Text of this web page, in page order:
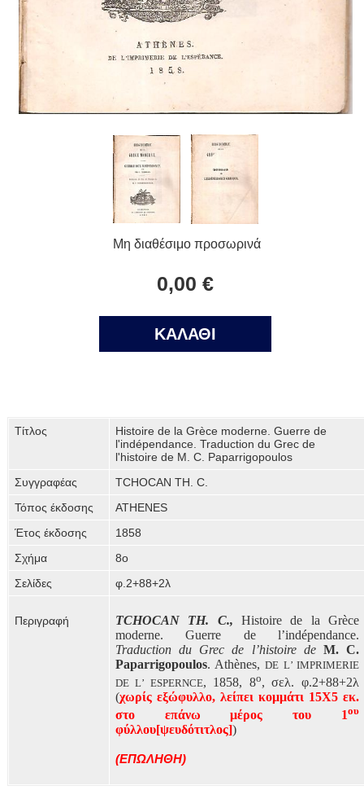
Μη διαθέσιμο προσωρινά
0,00 €
ΚΑΛΑΘΙ
Τίτλος
Histoire de la Grèce moderne. Guerre de
l'indépendance. Traduction du Grec de
l'histoire de M. C. Paparrigopoulos
Συγγραφέας
TCHOCAN TH. C.
Τόπος έκδοσης
ATHENES
Έτος έκδοσης
1858
Σχήμα
8o
Σελίδες
φ.2+88+2λ
Περιγραφή TCHOCAN TH. C., Histoire de la Grèce
moderne. Guerre de l’indépendance.
Traduction du Grec de l’histoire de M. C.
Paparrigopoulos. Athènes,DE L’ IMPRIMERIE
DE L’ ESPERNCE, 1858, 8ο, σελ. φ.2+88+2λ
(χωρίς εξώφυλλο, λείπει κομμάτι 15Χ5 εκ.
στο επάνω μέρος του 1ου
φύλλου[ψευδότιτλος])
(ΕΠΩΛΗΘΗ)